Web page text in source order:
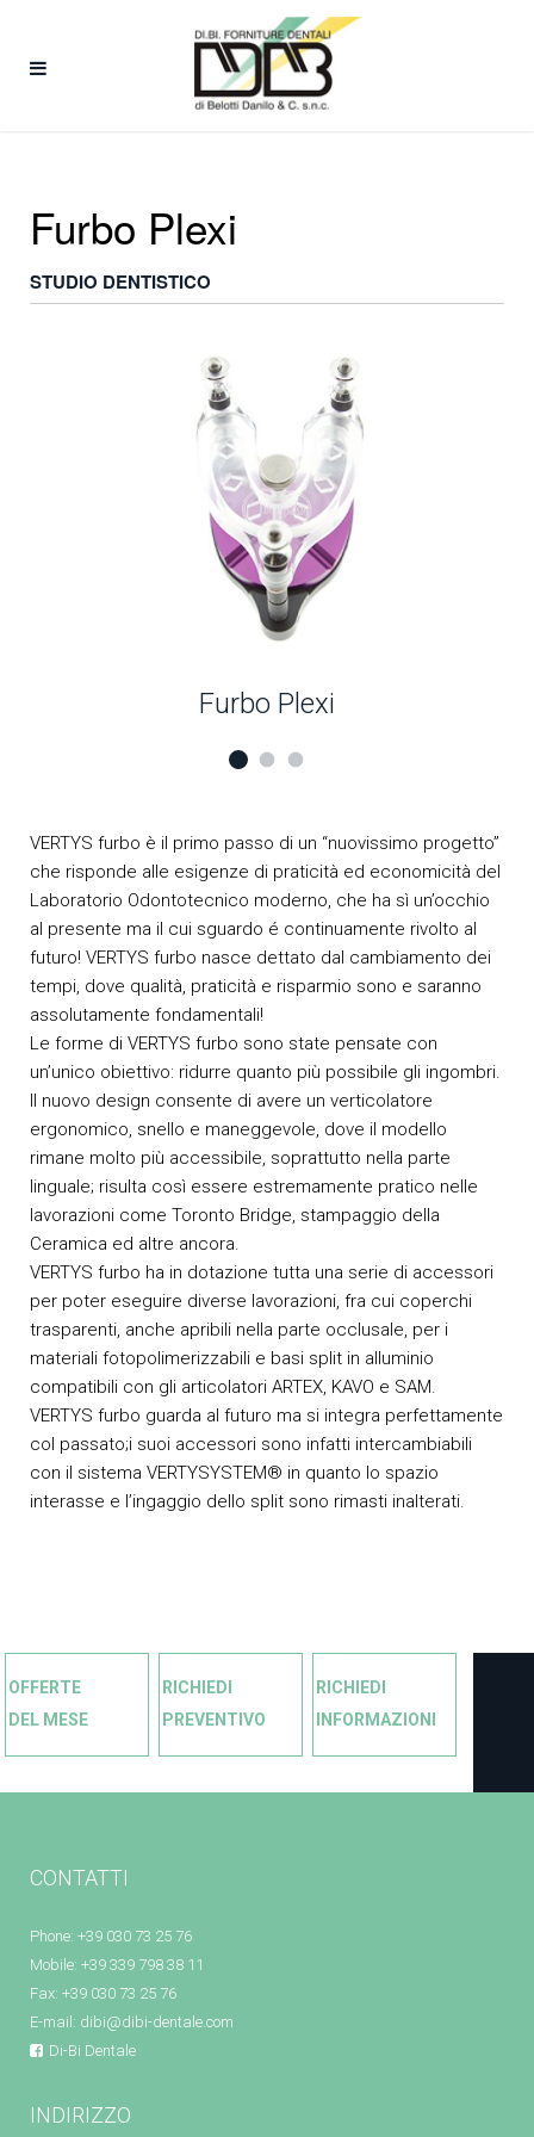
Furbo Plexi
STUDIO DENTISTICO
Furbo Plexi
VERTYS furbo è il primo passo di un “nuovissimo progetto”
che risponde alle esigenze di praticità ed economicità del
Laboratorio Odontotecnico moderno, che ha sì un’occhio
al presente ma il cui sguardo é continuamente rivolto al
futuro! VERTYS furbo nasce dettato dal cambiamento dei
tempi, dove qualità, praticità e risparmio sono e saranno
assolutamente fondamentali!
Le forme di VERTYS furbo sono state pensate con
un’unico obiettivo: ridurre quanto più possibile gli ingombri.
Il nuovo design consente di avere un verticolatore
ergonomico, snello e maneggevole, dove il modello
rimane molto più accessibile, soprattutto nella parte
linguale; risulta così essere estremamente pratico nelle
lavorazioni come Toronto Bridge, stampaggio della
Ceramica ed altre ancora.
VERTYS furbo ha in dotazione tutta una serie di accessori
per poter eseguire diverse lavorazioni, fra cui coperchi
trasparenti, anche apribili nella parte occlusale, per i
materiali fotopolimerizzabili e basi split in alluminio
compatibili con gli articolatori ARTEX, KAVO e SAM.
VERTYS furbo guarda al futuro ma si integra perfettamente
col passato;i suoi accessori sono infatti intercambiabili
con il sistema VERTYSYSTEM® in quanto lo spazio
interasse e l’ingaggio dello split sono rimasti inalterati.
OFFERTE
DEL MESE
RICHIEDI
PREVENTIVO
RICHIEDI
INFORMAZIONI
CONTATTI
Phone: +39 030 73 25 76
Mobile: +39 339 798 38 11
Fax: +39 030 73 25 76
E-mail: dibi@dibi-dentale.com
Di-Bi Dentale
INDIRIZZO